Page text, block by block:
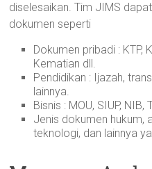
diselesaikan. Tim JIMS
dokumen seperti
Dokumen pribadi : KTP,
Kematian dll.
Pendidikan : Ijazah,
lainnya.
Bisnis : MOU, SIUP, NIB,
Jenis dokumen hukum,
teknologi, dan lainnya